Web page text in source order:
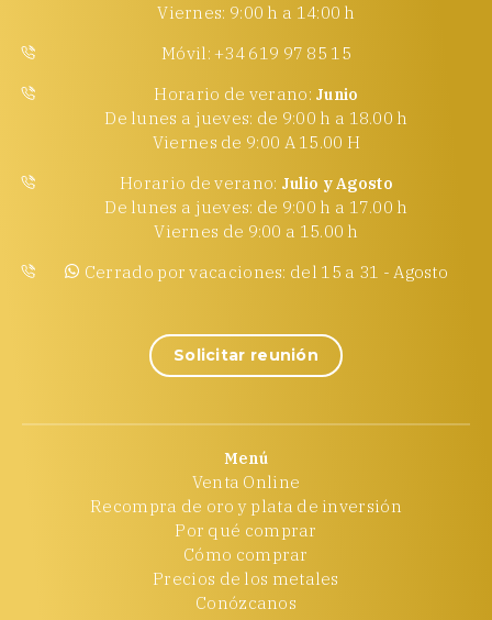
Viernes: 9:00 h a 14:00 h
Móvil: +34 619 97 85 15
Horario de verano: Junio
De lunes a jueves: de 9:00 h a 18.00 h
Viernes de 9:00 A 15.00 H
Horario de verano: Julio y Agosto
De lunes a jueves: de 9:00 h a 17.00 h
Viernes de 9:00 a 15.00 h
Cerrado por vacaciones: del 15 a 31 - Agosto
Solicitar reunión
Menú
Venta Online
Recompra de oro y plata de inversión
Por qué comprar
Cómo comprar
Precios de los metales
Conózcanos